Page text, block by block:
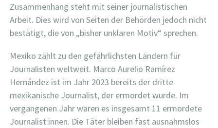
Zusammenhang steht mit seiner journalistischen
Arbeit. Dies wird von Seiten der Behörden jedoch nicht
bestätigt, die von „bisher unklaren Motiv“ sprechen.
Mexiko zählt zu den gefährlichsten Ländern für
Journalisten weltweit. Marco Aurelio Ramírez
Hernández ist im Jahr 2023 bereits der dritte
mexikanische Journalist, der ermordet wurde. Im
vergangenen Jahr waren es insgesamt 11 ermordete
Journalist:innen. Die Täter bleiben fast ausnahmslos